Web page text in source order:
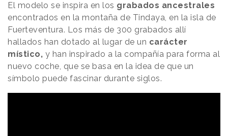
El modelo se inspira en los grabados ancestrales
encontrados en la montaña de Tindaya, en la isla de
Fuerteventura. Los más de 300 grabados allí
hallados han dotado al lugar de un carácter
místico, y han inspirado a la compañía para forma al
nuevo coche, que se basa en la idea de que un
símbolo puede fascinar durante siglos.